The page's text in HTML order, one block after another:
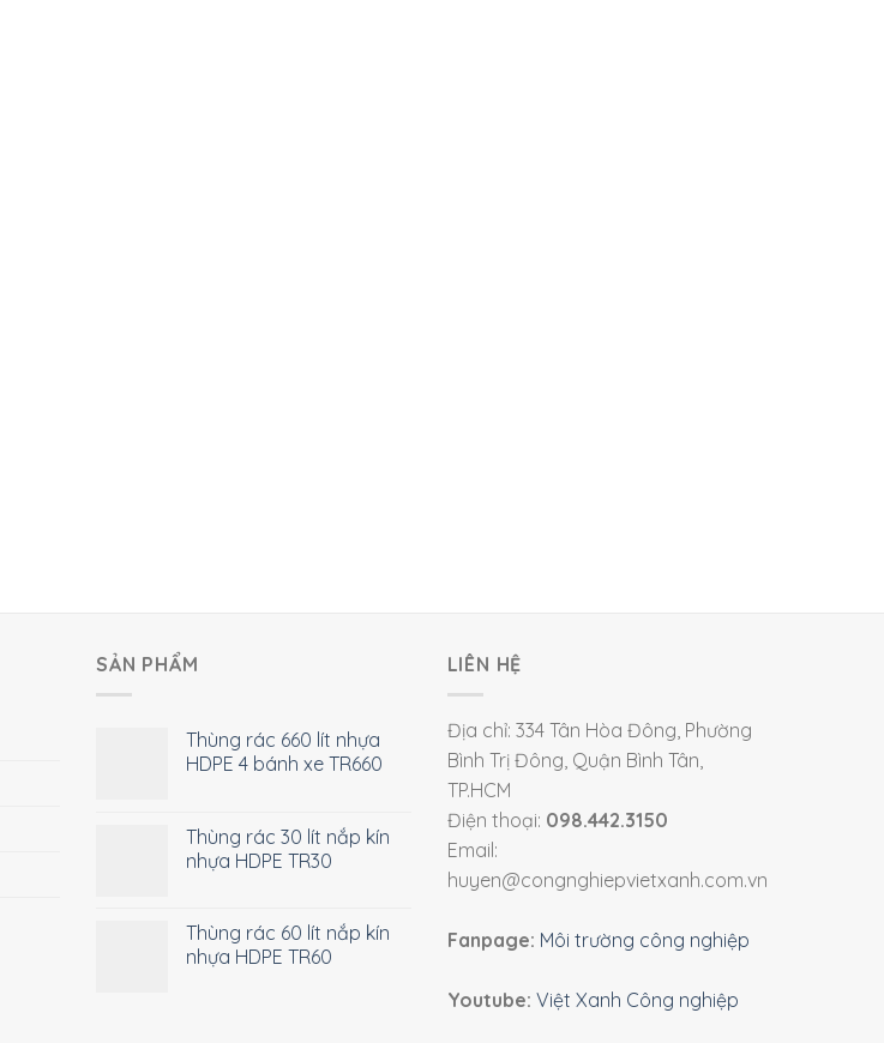
SẢN PHẨM
Thùng rác 660 lít nhựa
HDPE 4 bánh xe TR660
Thùng rác 30 lít nắp kín
nhựa HDPE TR30
Thùng rác 60 lít nắp kín
nhựa HDPE TR60
LIÊN HỆ
Địa chỉ: 334 Tân Hòa Đông, Phường
Bình Trị Đông, Quận Bình Tân,
TP.HCM
Điện thoại: 098.442.3150
Email:
huyen@congnghiepvietxanh.com.vn
Fanpage: Môi trường công nghiệp
Youtube: Việt Xanh Công nghiệp